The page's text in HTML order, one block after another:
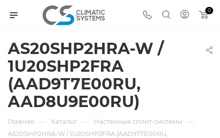
0
AS20SHP2HRA-W /
1U20SHP2FRA
(AAD9T7E00RU,
AAD8U9E00RU)
Главная — Каталог — Настенные сплит-системы —
AS20SHP2HRA-W / 1U20SHP2FRA (AAD9T7E00RU,